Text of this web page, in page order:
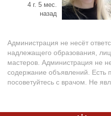
4 г. 5 мес.
назад
Администрация не несёт
надлежащего образования,
мастеров. Администрация не
содержание объявлений. Есть
посоветуйтесь с врачом. Не